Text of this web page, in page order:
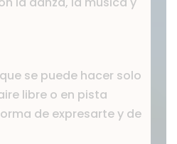
se puede hacer solo
libre o en pista
de expresarte y de